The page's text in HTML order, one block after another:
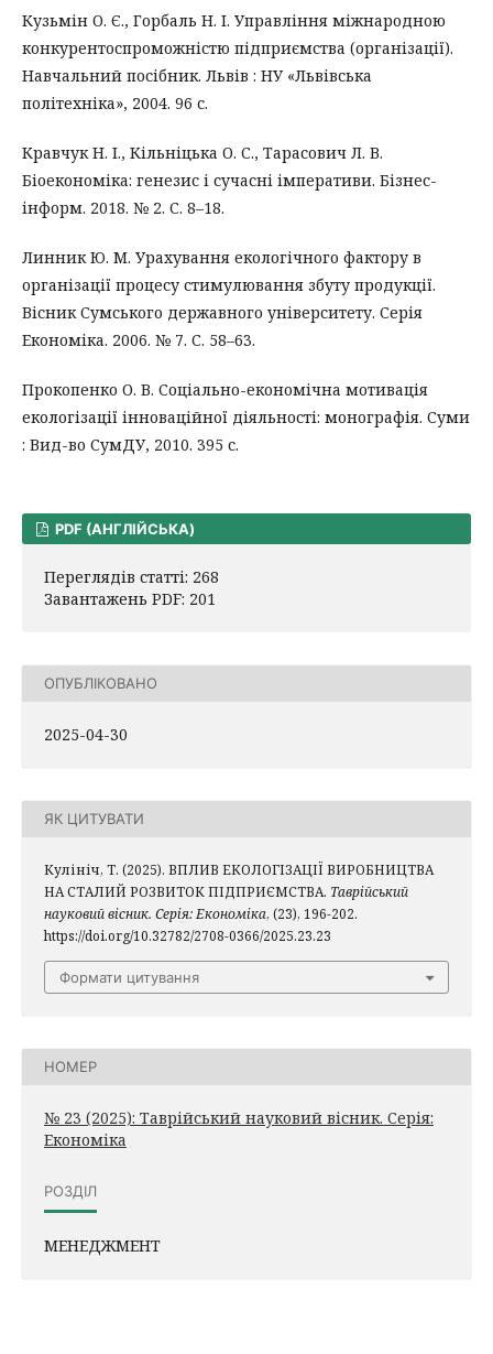
Кузьмін О. Є., Горбаль Н. І. Управління міжнародною
конкурентоспроможністю підприємства (організації).
Навчальний посібник. Львів : НУ «Львівська
політехніка», 2004. 96 с.
Кравчук Н. І., Кільніцька О. С., Тарасович Л. В.
Біоекономіка: генезис і сучасні імперативи. Бізнес-
інформ. 2018. № 2. С. 8–18.
Линник Ю. М. Урахування екологічного фактору в
організації процесу стимулювання збуту продукції.
Вісник Сумського державного університету. Серія
Економіка. 2006. № 7. С. 58–63.
Прокопенко О. В. Соціально-економічна мотивація
екологізації інноваційної діяльності: монографія. Суми
: Вид-во СумДУ, 2010. 395 с.
PDF (АНГЛІЙСЬКА)
Переглядів статті: 268
Завантажень PDF: 201
ОПУБЛІКОВАНО
2025-04-30
ЯК ЦИТУВАТИ
Кулініч, Т. (2025). ВПЛИВ ЕКОЛОГІЗАЦІЇ ВИРОБНИЦТВА
НА СТАЛИЙ РОЗВИТОК ПІДПРИЄМСТВА. Таврійський
науковий вісник. Серія: Економіка, (23), 196-202.
https://doi.org/10.32782/2708-0366/2025.23.23
Формати цитування
НОМЕР
№ 23 (2025): Таврійський науковий вісник. Серія:
Економіка
РОЗДІЛ
МЕНЕДЖМЕНТ